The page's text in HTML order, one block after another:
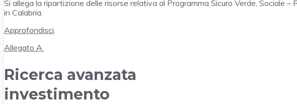
Si allega la ripartizione delle risorse relativa al Programma Sicuro Verde, Sociale –
in Calabria.
Approfondisci
Allegato A.
Ricerca avanzata
investimento